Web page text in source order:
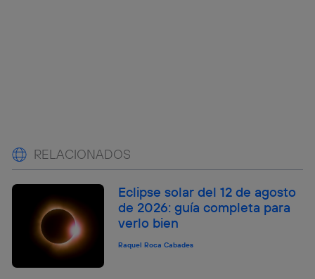
RELACIONADOS
Eclipse solar del 12 de agosto
de 2026: guía completa para
verlo bien
Raquel Roca Cabades